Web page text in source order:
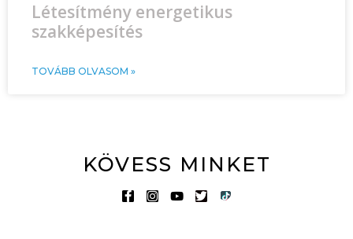
Létesítmény energetikus
szakképesítés
TOVÁBB OLVASOM »
KÖVESS MINKET